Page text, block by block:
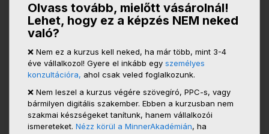
Olvass tovább, mielőtt vásárolnál!
Lehet, hogy ez a képzés NEM neked
való?
❌ Nem ez a kurzus kell neked, ha már több, mint 3-4
éve vállalkozol! Gyere el inkább egy személyes
konzultációra, ahol csak veled foglalkozunk.
❌ Nem leszel a kurzus végére szövegíró, PPC-s, vagy
bármilyen digitális szakember. Ebben a kurzusban nem
szakmai készségeket tanítunk, hanem vállalkozói
ismereteket. Nézz körül a MinnerAkadémián, ha